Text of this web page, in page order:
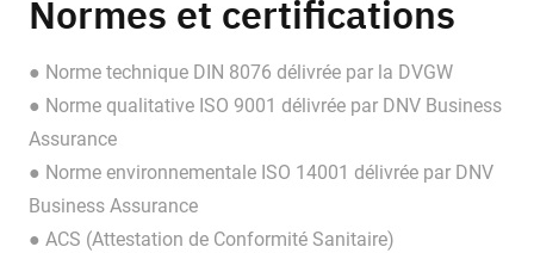
Normes et certifications
● Norme technique DIN 8076 délivrée par la DVGW
● Norme qualitative ISO 9001 délivrée par DNV Business
Assurance
● Norme environnementale ISO 14001 délivrée par DNV
Business Assurance
● ACS (Attestation de Conformité Sanitaire)